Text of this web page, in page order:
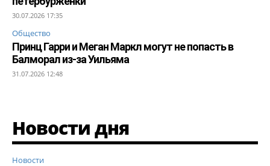
30.07.2026 17:35
Общество
Принц Гарри и Меган Маркл могут не попасть в
Балморал из-за Уильяма
31.07.2026 12:48
Новости дня
Новости